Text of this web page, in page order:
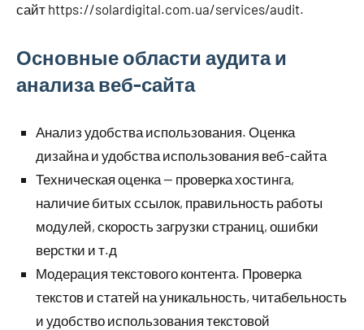
сайт https://solardigital.com.ua/services/audit.
Основные области аудита и
анализа веб-сайта
Анализ удобства использования. Оценка
дизайна и удобства использования веб-сайта
Техническая оценка — проверка хостинга,
наличие битых ссылок, правильность работы
модулей, скорость загрузки страниц, ошибки
верстки и т.д
Модерация текстового контента. Проверка
текстов и статей на уникальность, читабельность
и удобство использования текстовой